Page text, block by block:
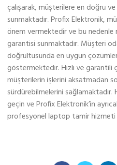
çalışarak, müşterilere en doğru
sunmaktadır. Profix Elektronik,
önem vermektedir ve bu
garantisi sunmaktadır. Müşteri
doğrultusunda en uygun
göstermektedir. Hızlı ve garantili
müşterilerin işlerini aksatmadan
sürdürebilmelerini
geçin ve Profix Elektronik’in
profesyonel laptop tamir hizmeti